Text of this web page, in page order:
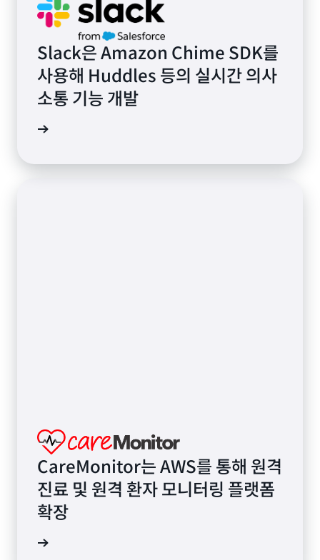
Slack은 Amazon Chime SDK를
사용해 Huddles 등의 실시간 의사
소통 기능 개발
CareMonitor는 AWS를 통해 원격
진료 및 원격 환자 모니터링 플랫폼
확장